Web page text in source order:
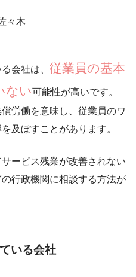
会社は、 従業員の基本
ない可能性が高いです。
労働を意味し、従業員のワ
及ぼすことがあります。
ービス残業が改善されない
行政機関に相談する方法が
いる会社